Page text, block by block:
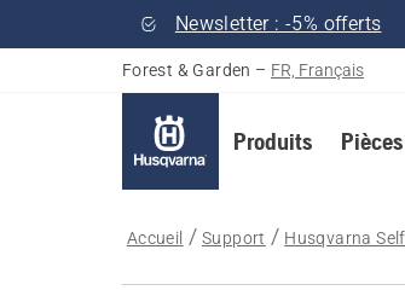
Newsletter : -5% offerts
Forest & Garden – FR, Français
Produits
Accueil Support Husqvarna